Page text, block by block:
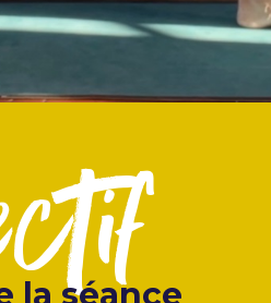
la séance